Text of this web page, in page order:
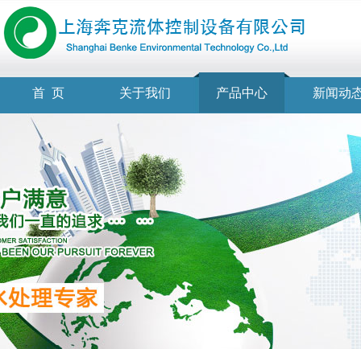
首 页 关于我们 产品中心 新闻动